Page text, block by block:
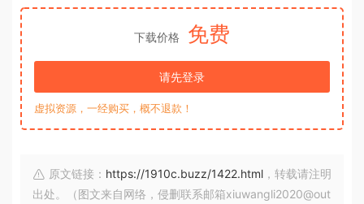
下载价格 免费
请先登录
虚拟资源，一经购买，概不退款！
原文链接： https://1910c.buzz/1422.html ，转载请注明
出处。（图文来自网络，侵删联系邮箱xiuwangli2020@out